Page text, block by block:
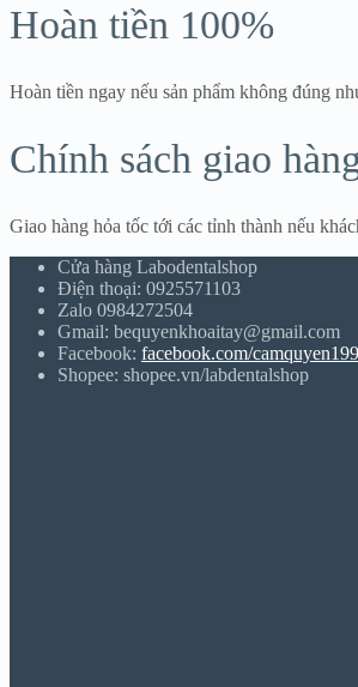
Hoàn tiền 100%
Hoàn tiền ngay nếu sản phẩm không đúng
Chính sách giao
Giao hàng hỏa tốc tới các tỉnh thành nếu
Cửa hàng Labodentalshop
Điện thoại: 0925571103
Zalo 0984272504
Gmail: bequyenkhoaitay@gmail.com
Facebook: facebook.com/
Shopee: shopee.vn/labdentalshop